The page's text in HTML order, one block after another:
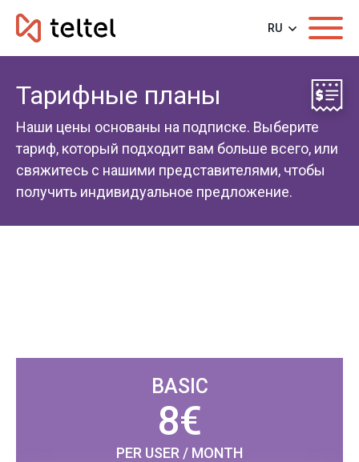
RU
Тарифные планы
Наши цены основаны на подписке. Выберите
тариф, который подходит вам больше всего, или
свяжитесь с нашими представителями, чтобы
получить индивидуальное предложение.
BASIC
8€
PER USER / MONTH